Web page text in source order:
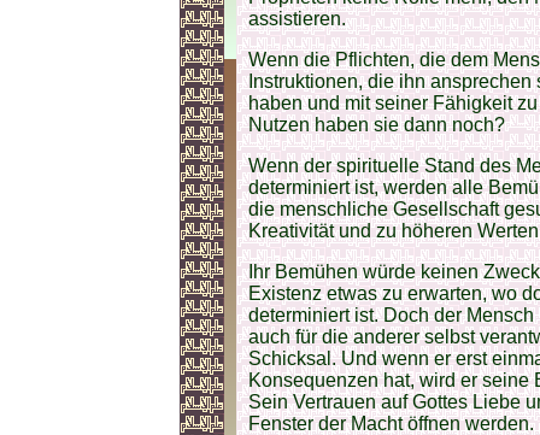
assistieren.
Wenn die Pflichten, die dem
Instruktionen, die ihn
haben und mit seiner Fähigkeit
Nutzen haben sie dann noch?
Wenn der spirituelle Stand des
determiniert ist, werden alle
die menschliche Gesellschaft
Kreativität und zu höheren
Ihr Bemühen würde keinen
Existenz etwas zu erwarten, wo
determiniert ist. Doch der
auch für die anderer selbst
Schicksal. Und wenn er erst
Konsequenzen hat, wird er seine
Sein Vertrauen auf Gottes Liebe
Fenster der Macht öffnen werden.